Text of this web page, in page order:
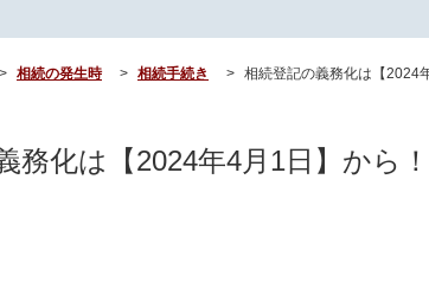
相続の発生時 相続手続き 相続登記の義務化は【2024
務化は【2024年4月1日】から